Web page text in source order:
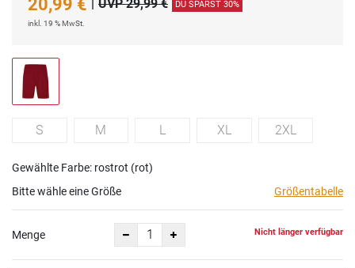
20,99 € UVP 29,99 € DU SPARST 30%
inkl. 19 % MwSt.
S M L XL 2XL
Gewählte Farbe: rostrot (rot)
Bitte wähle eine Größe
Größentabelle
Menge Nicht länger verfügbar